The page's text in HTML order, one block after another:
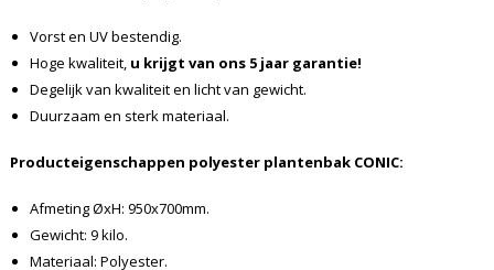
Vorst en UV bestendig.
Hoge kwaliteit, u krijgt van ons 5 jaar garantie!
Degelijk van kwaliteit en licht van gewicht.
Duurzaam en sterk materiaal.
Producteigenschappen polyester plantenbak CONIC:
Afmeting ØxH: 950x700mm.
Gewicht: 9 kilo.
Materiaal: Polyester.